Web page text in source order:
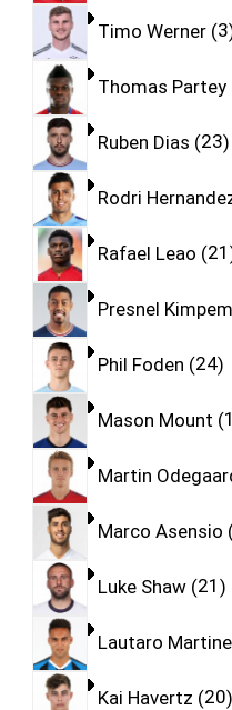
Timo Werner 3
Thomas Partey
Ruben Dias 23
Rodri
Rafael Leao 21
Presnel
Phil Foden 24
Mason Mount
Martin
Marco Asensio
Luke Shaw 21
Lautaro
Kai Havertz 20